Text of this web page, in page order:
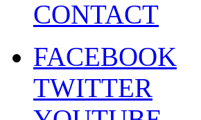
CONTACT
FACEBOOK
TWITTER